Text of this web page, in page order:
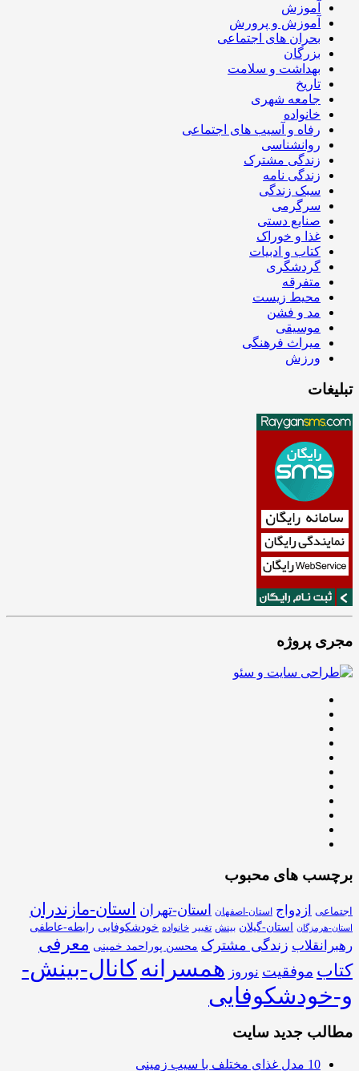
آموزش
آموزش و پرورش
بحران های اجتماعی
بزرگان
بهداشت و سلامت
تاریخ
جامعه شهری
خانواده
رفاه و آسیب های اجتماعی
روانشناسی
زندگی مشترک
زندگی نامه
سبک زندگی
سرگرمی
صنایع دستی
غذا و خوراک
کتاب و ادبیات
گردشگری
متفرقه
محیط زیست
مد و فشن
موسیقی
میراث فرهنگی
ورزش
تبلیغات
مجری پروژه
برچسب های محبوب
اجتماعی ازدواج استان-اصفهان استان-تهران استان-مازندران
استان-هرمزگان استان-گیلان بینش تغییر خانواده خودشکوفایی رابطه-عاطفی
رهبرانقلاب زندگی مشترک محسن پوراحمد خمینی معرفی
کتاب موفقیت نوروز همسرانهکانال-بینش-
و-خودشکوفایی
مطالب جدید سایت
10 مدل غذای مختلف با سیب زمینی